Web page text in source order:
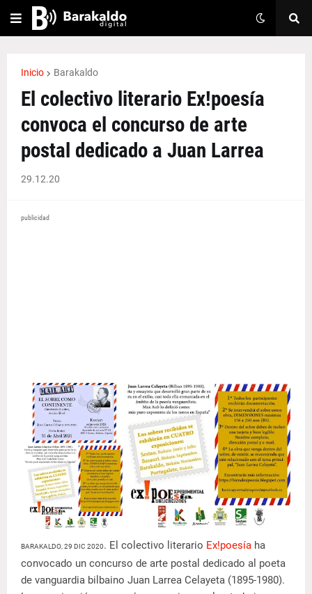
Inicio Barakaldo
El colectivo literario Ex!poesía
convoca el concurso de arte
postal dedicado a Juan Larrea
29.12.20
publicidad
BARAKALDO, 29 DIC 2020. El colectivo literario Ex!poesía ha
convocado un concurso de arte postal dedicado al poeta
de vanguardia bilbaino Juan Larrea Celayeta (1895-1980).